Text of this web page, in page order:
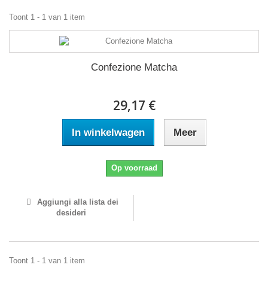
Toont 1 - 1 van 1 item
Confezione Matcha
29,17 €
In winkelwagen Meer
Op voorraad
Aggiungi alla lista dei
desideri
Toont 1 - 1 van 1 item